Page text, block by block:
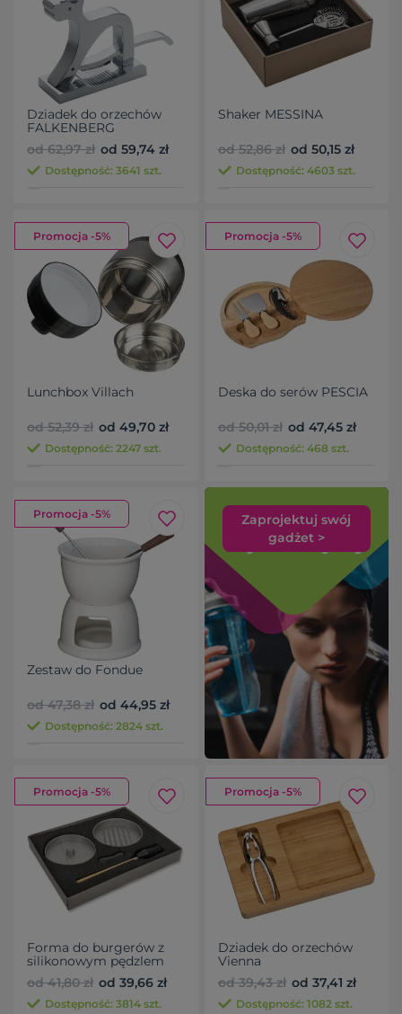
Dziadek do orzechów
FALKENBERG
od 62,97 zł od 59,74 zł
Dostępność: 3641 szt.
Shaker MESSINA
od 52,86 zł od 50,15 zł
Dostępność: 4603 szt.
Promocja -5%
Lunchbox Villach
od 52,39 zł od 49,70 zł
Dostępność: 2247 szt.
Promocja -5%
Deska do serów PESCIA
od 50,01 zł od 47,45 zł
Dostępność: 468 szt.
Promocja -5%
Zestaw do Fondue
od 47,38 zł od 44,95 zł
Dostępność: 2824 szt.
Zaprojektuj swój
gadżet >
Promocja -5%
Forma do burgerów z
silikonowym pędzlem
TEXAS
od 41,80 zł od 39,66 zł
Dostępność: 3814 szt.
Promocja -5%
Dziadek do orzechów
Vienna
od 39,43 zł od 37,41 zł
Dostępność: 1082 szt.